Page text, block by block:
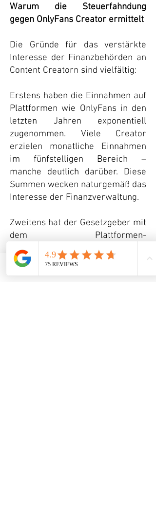
Warum die Steuerfahndung
gegen OnlyFans Creator ermittelt
Die Gründe für das verstärkte
Interesse der Finanzbehörden an
Content Creatorn sind vielfältig:
Erstens haben die Einnahmen auf
Plattformen wie OnlyFans in den
letzten Jahren exponentiell
zugenommen. Viele Creator
erzielen monatliche Einnahmen
im fünfstelligen Bereich –
manche deutlich darüber. Diese
Summen wecken naturgemäß das
Interesse der Finanzverwaltung.
Zweitens hat der Gesetzgeber mit
dem Plattformen-
Steuertransparenzgesetz (PStTG)
ein Instrument geschaffen, das
die automatische Meldung von